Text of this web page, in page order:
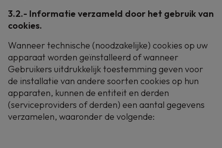
3.2.- Informatie verzameld door het gebruik van
cookies.
Wanneer technische (noodzakelijke) cookies op uw
apparaat worden geïnstalleerd of wanneer
Gebruikers uitdrukkelijk toestemming geven voor
de installatie van andere soorten cookies op hun
apparaten, kunnen de entiteit en derden
(serviceproviders of derden) een aantal gegevens
verzamelen, waaronder de volgende: